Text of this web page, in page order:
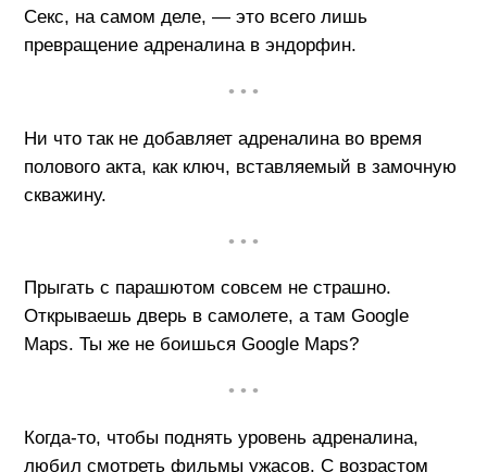
Секс, на самом деле, — это всего лишь
превращение адреналина в эндорфин.
• • •
Ни что так не добавляет адреналина во время
полового акта, как ключ, вставляемый в замочную
скважину.
• • •
Прыгать с парашютом совсем не страшно.
Открываешь дверь в самолете, а там Gооglе
Марs. Ты же не боишься Gооglе Марs?
• • •
Когда-то, чтобы поднять уровень адреналина,
любил смотреть фильмы ужасов. С возрастом